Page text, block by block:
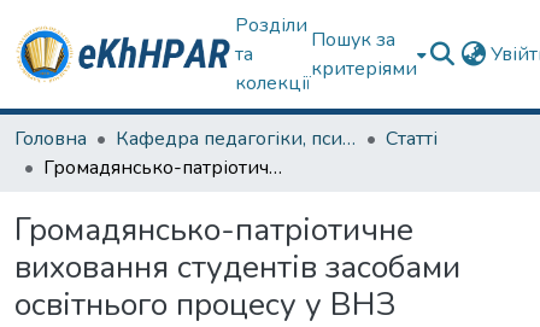
Розділи
та
колекції
Пошук за
критеріями
Головна Кафедра педагогіки, психології, початкової освіти та освітнього менеджменту
Статті
Громадянсько-патріотичне виховання студентів засобами освітнього процесу у ВНЗ
Громадянсько-патріотичне
виховання студентів засобами
освітнього процесу у ВНЗ